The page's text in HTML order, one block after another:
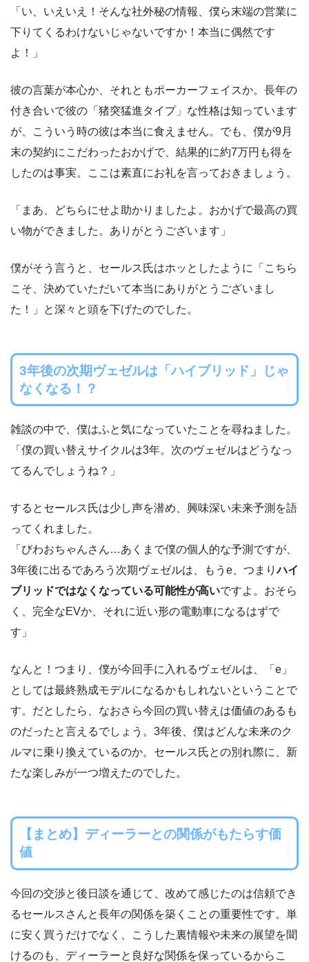
「い、いえいえ！そんな社外秘の情報、僕ら末端の営業に
下りてくるわけないじゃないですか！本当に偶然です
よ！」
彼の言葉が本心か、それともポーカーフェイスか。長年の
付き合いで彼の「猪突猛進タイプ」な性格は知っています
が、こういう時の彼は本当に食えません。でも、僕が9月
末の契約にこだわったおかげで、結果的に約7万円も得を
したのは事実。ここは素直にお礼を言っておきましょう。
「まあ、どちらにせよ助かりましたよ。おかげで最高の買
い物ができました。ありがとうございます」
僕がそう言うと、セールス氏はホッとしたように「こちら
こそ、決めていただいて本当にありがとうございまし
た！」と深々と頭を下げたのでした。
3年後の次期ヴェゼルは「ハイブリッド」じゃ
なくなる！？
雑談の中で、僕はふと気になっていたことを尋ねました。
「僕の買い替えサイクルは3年。次のヴェゼルはどうなっ
てるんでしょうね？」
するとセールス氏は少し声を潜め、興味深い未来予測を語
ってくれました。
「びわおちゃんさん…あくまで僕の個人的な予測ですが、
3年後に出るであろう次期ヴェゼルは、もうe、つまりハイ
ブリッドではなくなっている可能性が高いですよ。おそら
く、完全なEVか、それに近い形の電動車になるはずで
す」
なんと！つまり、僕が今回手に入れるヴェゼルは、「e」
としては最終熟成モデルになるかもしれないということで
す。だとしたら、なおさら今回の買い替えは価値のあるも
のだったと言えるでしょう。3年後、僕はどんな未来のク
ルマに乗り換えているのか。セールス氏との別れ際に、新
たな楽しみが一つ増えたのでした。
【まとめ】ディーラーとの関係がもたらす価
値
今回の交渉と後日談を通じて、改めて感じたのは信頼でき
るセールスさんと長年の関係を築くことの重要性です。単
に安く買うだけでなく、こうした裏情報や未来の展望を聞
けるのも、ディーラーと良好な関係を保っているからこ